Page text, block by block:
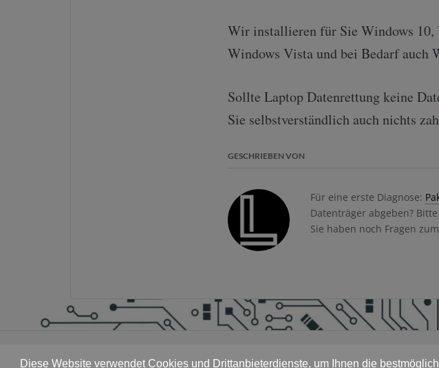
Wir installieren für Sie Windows 10,
Windows Vista und bei Bedarf auch
Sollte Laptop Datenrettung keine
Sie selbstverständlich auch nichts
GESCHRIEBEN VON
Für eine erste Diagnose:
Datenträger abgeben?
Sie haben noch Fragen
Diese Website verwendet Cookies und Drittanbieterdienste, um Ihnen die